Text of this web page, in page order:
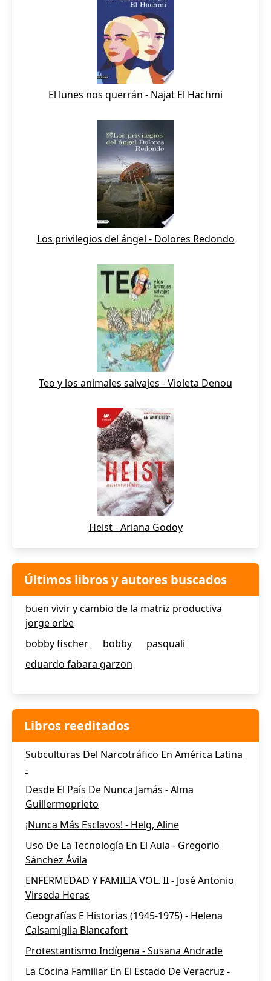
El lunes nos querrán - Najat El Hachmi
Los privilegios del ángel - Dolores Redondo
Teo y los animales salvajes - Violeta Denou
Heist - Ariana Godoy
Últimos libros y autores buscados
buen vivir y cambio de la matriz productiva
jorge orbe
bobby fischer
bobby
pasquali
eduardo fabara garzon
Libros reeditados
Subculturas Del Narcotráfico En América Latina
-
Desde El País De Nunca Jamás - Alma
Guillermoprieto
¡Nunca Más Esclavos! - Helg, Aline
Uso De La Tecnología En El Aula - Gregorio
Sánchez Ávila
ENFERMEDAD Y FAMILIA VOL. II - José Antonio
Virseda Heras
Geografías E Historias (1945-1975) - Helena
Calsamiglia Blancafort
Protestantismo Indígena - Susana Andrade
La Cocina Familiar En El Estado De Veracruz -